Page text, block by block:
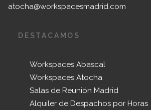
atocha@workspacesmadrid.com
DESTACAMOS
Workspaces Abascal
Workspaces Atocha
Salas de Reunión Madrid
Alquiler de Despachos por Horas